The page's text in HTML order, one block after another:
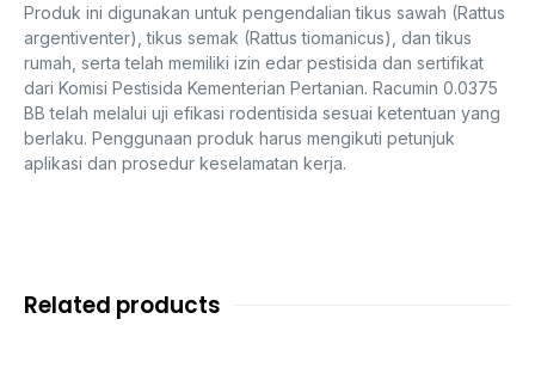
Produk ini digunakan untuk pengendalian tikus sawah (Rattus
argentiventer), tikus semak (Rattus tiomanicus), dan tikus
rumah, serta telah memiliki izin edar pestisida dan sertifikat
dari Komisi Pestisida Kementerian Pertanian. Racumin 0.0375
BB telah melalui uji efikasi rodentisida sesuai ketentuan yang
berlaku. Penggunaan produk harus mengikuti petunjuk
aplikasi dan prosedur keselamatan kerja.
Related products